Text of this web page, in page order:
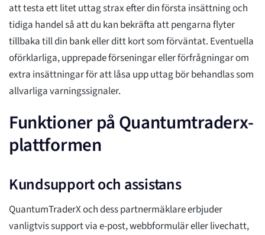
att testa ett litet uttag strax efter din första insättning och
tidiga handel så att du kan bekräfta att pengarna flyter
tillbaka till din bank eller ditt kort som förväntat. Eventuella
oförklarliga, upprepade förseningar eller förfrågningar om
extra insättningar för att låsa upp uttag bör behandlas som
allvarliga varningssignaler.
Funktioner på Quantumtraderx-
plattformen
Kundsupport och assistans
QuantumTraderX och dess partnermäklare erbjuder
vanligtvis support via e-post, webbformulär eller livechatt,